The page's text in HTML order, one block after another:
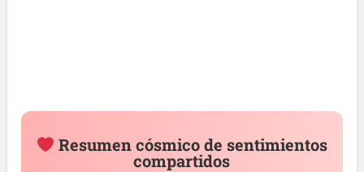
Resumen cósmico de sentimientos
compartidos